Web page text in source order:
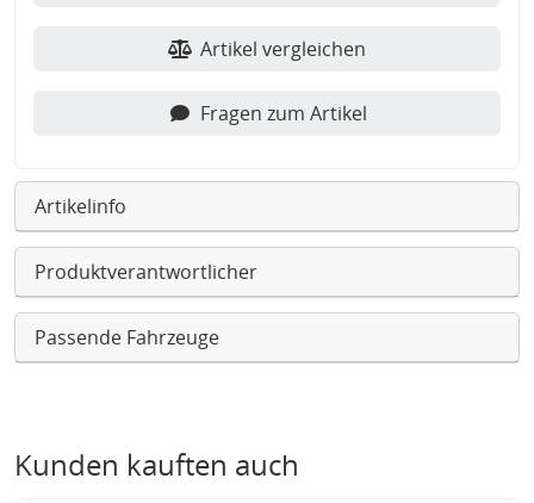
Artikel vergleichen
Fragen zum Artikel
Artikelinfo
Produktverantwortlicher
Passende Fahrzeuge
Kunden kauften auch